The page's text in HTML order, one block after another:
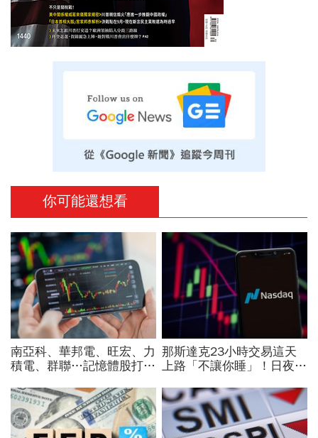
你可能還想看
南亞科、華邦電、旺宏、力
積電、群聯…記憶體股打下
喊還很低：今年仍會漲很大
那斯達克23小時交易這天
上路「不讓你睡」！日夜盤
喊：下單前注意一風險